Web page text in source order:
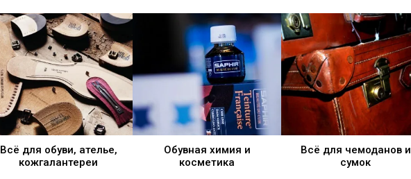
Всё для обуви, ателье,
кожгалантереи
Обувная химия и
косметика
Всё для чемоданов и
сумок